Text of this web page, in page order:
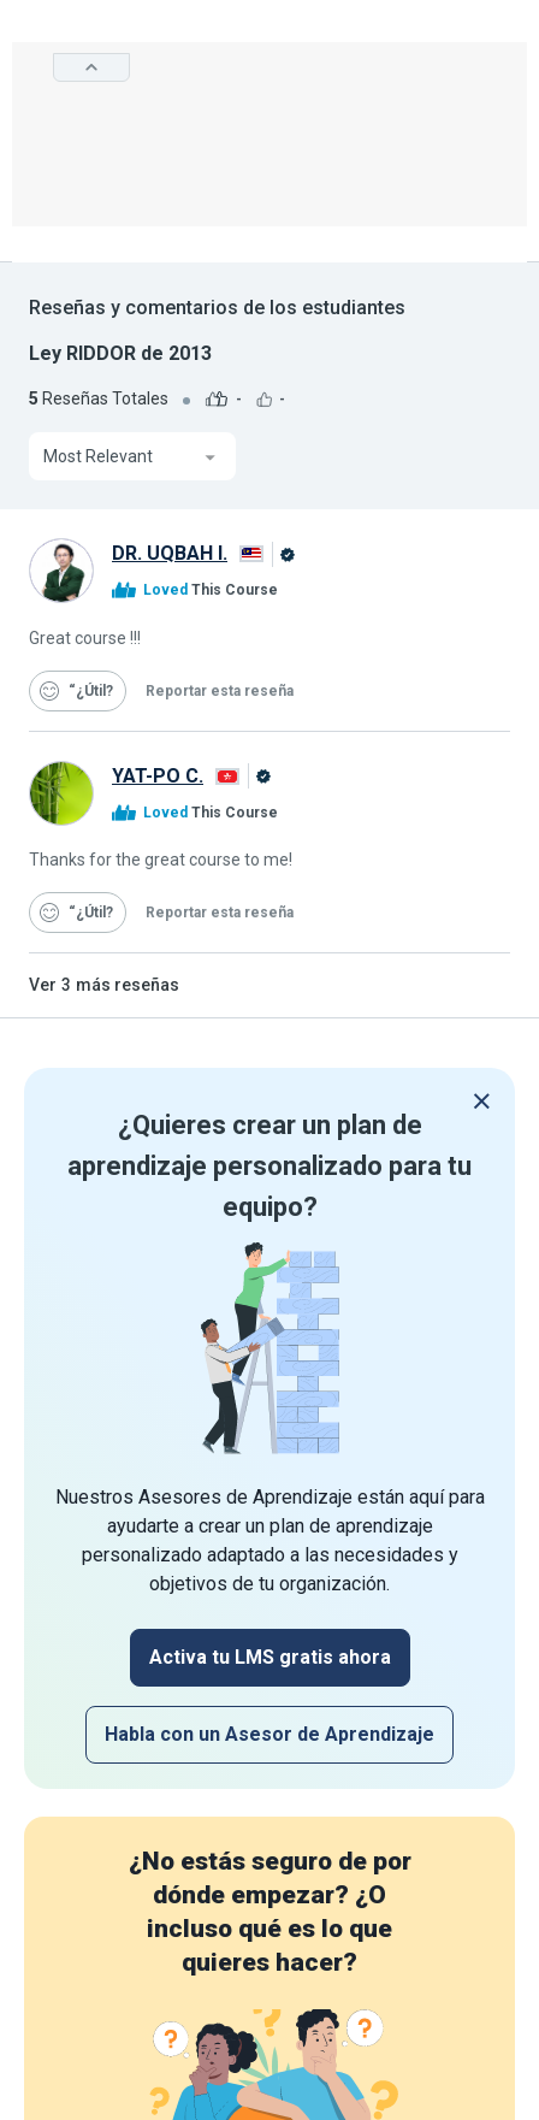
Reseñas y comentarios de los estudiantes
Ley RIDDOR de 2013
5 Reseñas Totales - -
Most Relevant
DR. UQBAH I.
Loved This Course
Great course !!!
“¿Útil Reportar esta reseña
YAT-PO C.
Alison
Loved This Course
Thanks for the great course to me!
“¿Útil Reportar esta reseña
Ver 3 más reseñas
¿Quieres crear un plan de
aprendizaje personalizado para tu
equipo?
Nuestros Asesores de Aprendizaje están aquí para
ayudarte a crear un plan de aprendizaje
personalizado adaptado a las necesidades y
objetivos de tu organización.
Activa tu LMS gratis ahora
Habla con un Asesor de Aprendizaje
¿No estás seguro de por
dónde empezar? ¿O
incluso qué es lo que
quieres hacer?